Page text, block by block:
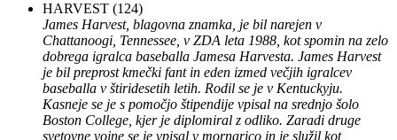
HARVEST (124)
James Harvest, blagovna znamka, je bil narejen v
Chattanoogi, Tennessee, v ZDA leta 1988, kot spomin na zelo
dobrega igralca baseballa Jamesa Harvesta. James Harvest
je bil preprost kmečki fant in eden izmed večjih igralcev
baseballa v štiridesetih letih. Rodil se je v Kentuckyju.
Kasneje se je s pomočjo štipendije vpisal na srednjo šolo
Boston College, kjer je diplomiral z odliko. Zaradi druge
svetovne vojne se je vpisal v mornarico in je služil kot